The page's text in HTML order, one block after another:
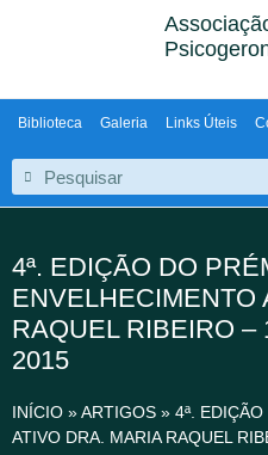
Biblioteca Galeria Links Úteis
4ª. EDIÇÃO DO
ENVELHECIMENTO
RAQUEL RIBEIRO –
2015
INÍCIO »ARTIGOS » 4ª.
ATIVO DRA. MARIA RAQUEL